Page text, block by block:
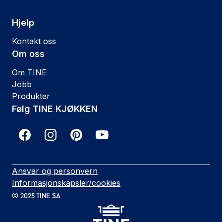
Hjelp
Kontakt oss
Om oss
Om TINE
Jobb
Produkter
Følg TINE KJØKKEN
Ansvar og personvern
Informasjonskapsler/cookies
©2025TINE SA